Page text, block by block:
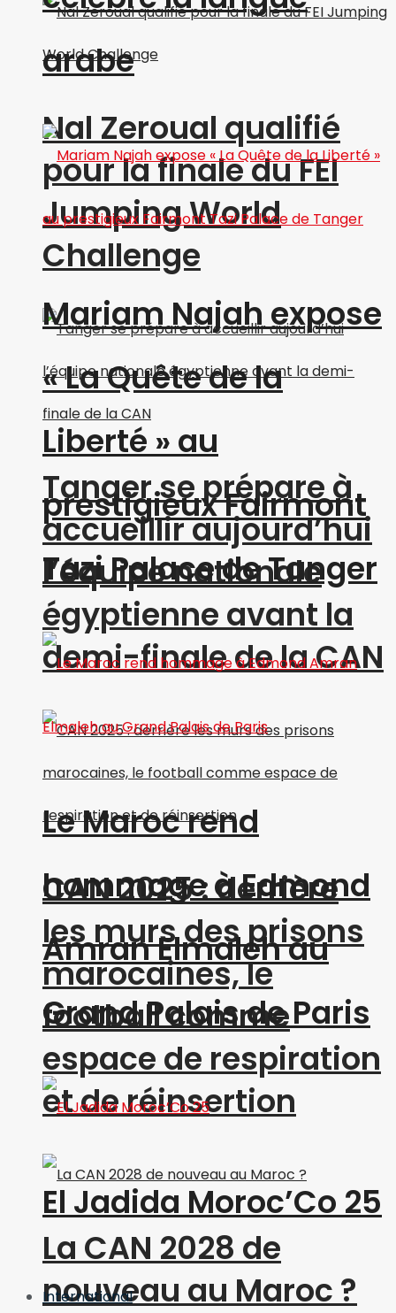
Nal Zeroual qualifié
pour la finale du FEI
Jumping World
Challenge
Tanger se prépare à
accueillir aujourd’hui
l’équipe nationale
égyptienne avant la
demi-finale de la CAN
CAN 2025 : derrière
les murs des prisons
marocaines, le
football comme
espace de respiration
et de réinsertion
La CAN 2028 de
nouveau au Maroc ?
arabe
Mariam Najah expose
« La Quête de la
Liberté » au
prestigieux Fairmont
Tazi Palace de Tanger
Le Maroc rend
hommage à Edmond
Amran Elmaleh au
Grand Palais de Paris
El Jadida Moroc’Co 25
International